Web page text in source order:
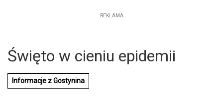
REKLAMA
Święto w cieniu epidemii
Informacje z Gostynina